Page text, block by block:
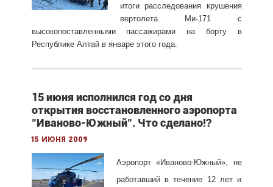
итоги расследования крушения
вертолета Ми-171 с
высокопоставленными пассажирами на борту в
Республике Алтай в январе этого года.
15 июня исполнился год со дня
открытия восстановленного аэропорта
"Иваново-Южный". Что сделано!?
15 июня 2009
Аэропорт «Иваново-Южный», не
работавший в течение 12 лет и